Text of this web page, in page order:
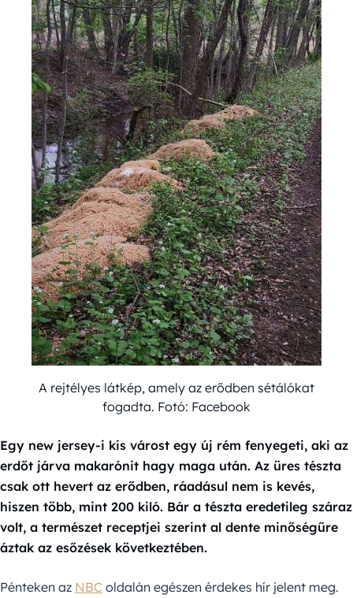
A rejtélyes látkép, amely az erődben sétálókat
fogadta. Fotó: Facebook
Egy new jersey-i kis várost egy új rém fenyegeti, aki az
erdőt járva makarónit hagy maga után. Az üres tészta
csak ott hevert az erődben, ráadásul nem is kevés,
hiszen több, mint 200 kiló. Bár a tészta eredetileg száraz
volt, a természet receptjei szerint al dente minőségűre
áztak az esőzések következtében.
Pénteken az NBC oldalán egészen érdekes hír jelent meg.